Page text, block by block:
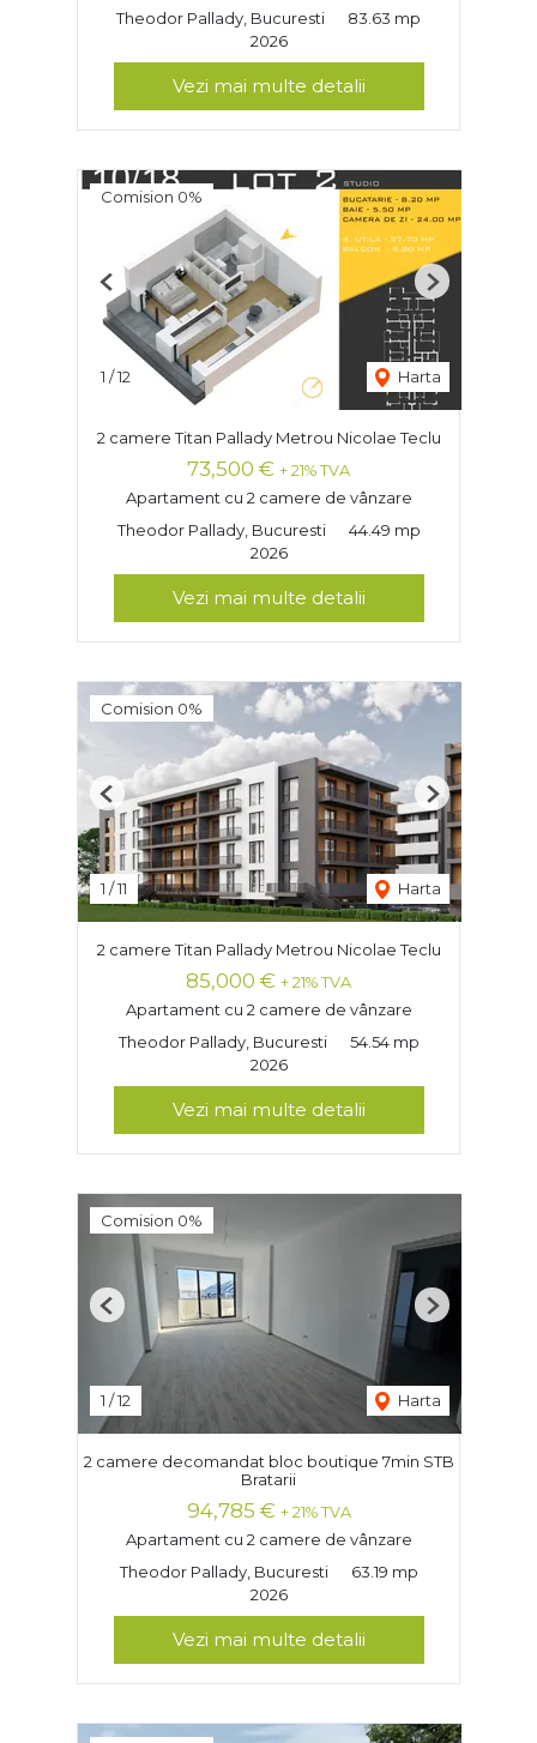
Theodor Pallady, Bucuresti
83.63 mp
2026
Vezi mai multe detalii
Comision 0%
1 /12 Harta
Previous Next
2 camere Titan Pallady Metrou Nicolae Teclu
73,500 € + 21% TVA
Apartament cu 2 camere de vânzare
Theodor Pallady, Bucuresti
44.49 mp
2026
Vezi mai multe detalii
Comision 0%
1 /11 Harta
Previous Next
2 camere Titan Pallady Metrou Nicolae Teclu
85,000 € + 21% TVA
Apartament cu 2 camere de vânzare
Theodor Pallady, Bucuresti
54.54 mp
2026
Vezi mai multe detalii
Comision 0%
1 /12 Harta
Previous Next
2 camere decomandat bloc boutique 7min STB
Bratarii
94,785 € + 21% TVA
Apartament cu 2 camere de vânzare
Theodor Pallady, Bucuresti
63.19 mp
2026
Vezi mai multe detalii